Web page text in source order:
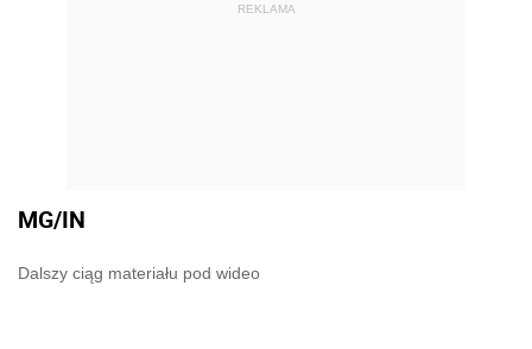
REKLAMA
MG/IN
Dalszy ciąg materiału pod wideo